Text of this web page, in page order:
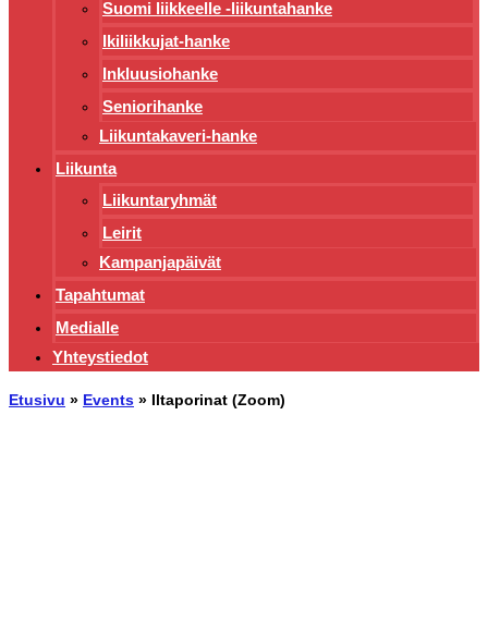
Suomi liikkeelle -liikuntahanke
Ikiliikkujat-hanke
Inkluusiohanke
Seniorihanke
Liikuntakaveri-hanke
Liikunta
Liikuntaryhmät
Leirit
Kampanjapäivät
Tapahtumat
Medialle
Yhteystiedot
Etusivu » Events » Iltaporinat (Zoom)